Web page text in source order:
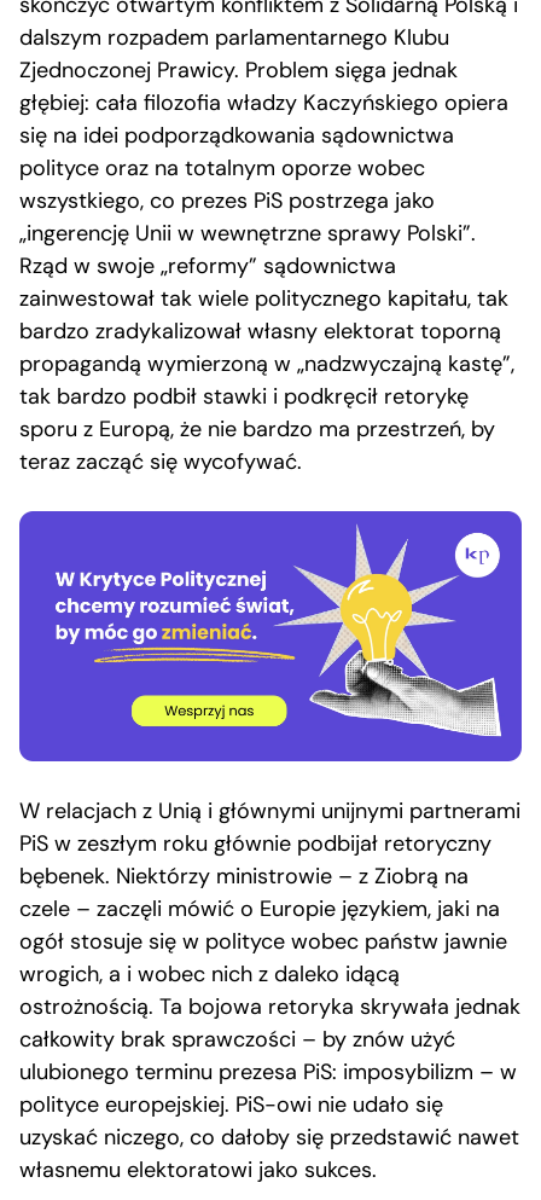
dalszym rozpadem parlamentarnego Klubu
Zjednoczonej Prawicy. Problem sięga jednak
głębiej: cała filozofia władzy Kaczyńskiego opiera
się na idei podporządkowania sądownictwa
polityce oraz na totalnym oporze wobec
wszystkiego, co prezes PiS postrzega jako
„ingerencję Unii w wewnętrzne sprawy Polski”.
Rząd w swoje „reformy” sądownictwa
zainwestował tak wiele politycznego kapitału, tak
bardzo zradykalizował własny elektorat toporną
propagandą wymierzoną w „nadzwyczajną kastę”,
tak bardzo podbił stawki i podkręcił retorykę
sporu z Europą, że nie bardzo ma przestrzeń, by
teraz zacząć się wycofywać.
W relacjach z Unią i głównymi unijnymi partnerami
PiS w zeszłym roku głównie podbijał retoryczny
bębenek. Niektórzy ministrowie – z Ziobrą na
czele – zaczęli mówić o Europie językiem, jaki na
ogół stosuje się w polityce wobec państw jawnie
wrogich, a i wobec nich z daleko idącą
ostrożnością. Ta bojowa retoryka skrywała jednak
całkowity brak sprawczości – by znów użyć
ulubionego terminu prezesa PiS: imposybilizm – w
polityce europejskiej. PiS-owi nie udało się
uzyskać niczego, co dałoby się przedstawić nawet
własnemu elektoratowi jako sukces.